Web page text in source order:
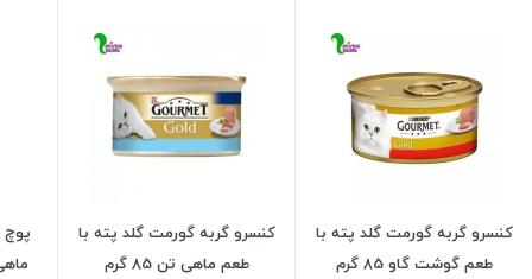
کنسرو گربه گورمت گلد پته با
طعم گوشت گاو 85 گرم
کنسرو گربه گورمت گلد پته با
طعم ماهی تن 85 گرم
پوچ
ماهی کاد